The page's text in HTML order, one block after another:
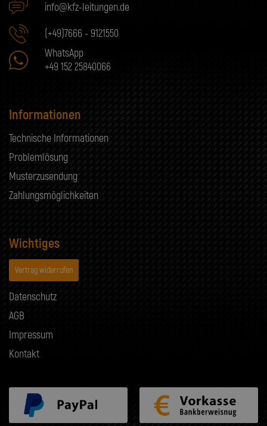
info@kfz-leitungen.de
(+49)7666 - 9121550
WhatsApp
+49 152 25840066
Informationen
Technische Informationen
Problemlösung
Musterzusendung
Zahlungsmöglichkeiten
Wichtiges
Vertrag widerrufen
Datenschutz
AGB
Impressum
Kontakt